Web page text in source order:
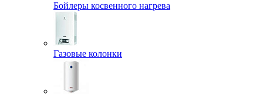
Бойлеры косвенного нагрева
Газовые колонки